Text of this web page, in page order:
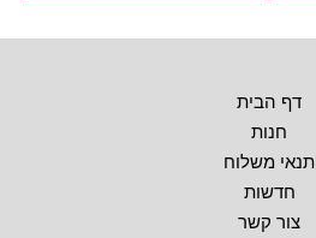
דף הבית
חנות
תנאי משלוח
חדשות
צור קשר